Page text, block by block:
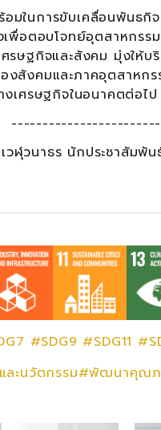
ารขับเคลื่อนพันธกิจ
พื่อตอบโจทย์อุตสาหกร
ษฐกิจและสังคม มุ่งให้บ
สังคมและภาคอุตสาห
เศรษฐกิจในอนาคตต่อไป
ฬุวนาธร นักประชาสัมพั
#SDG9 #SDG11
ละนวัตกรรม#พัฒนาคุณภ